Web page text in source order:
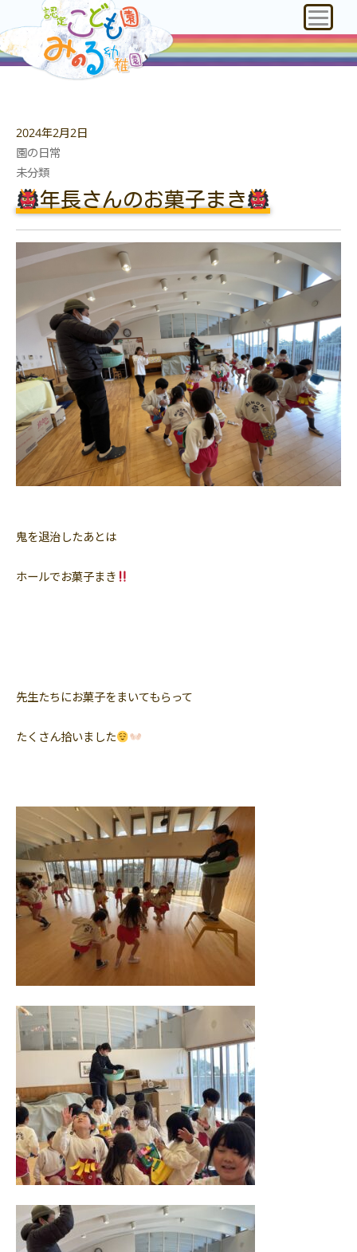
2024年2月2日
園の日常
未分類
年長さんのお菓子まき
鬼を退治したあとは
ホールでお菓子まき
先生たちにお菓子をまいてもらって
たくさん拾いました